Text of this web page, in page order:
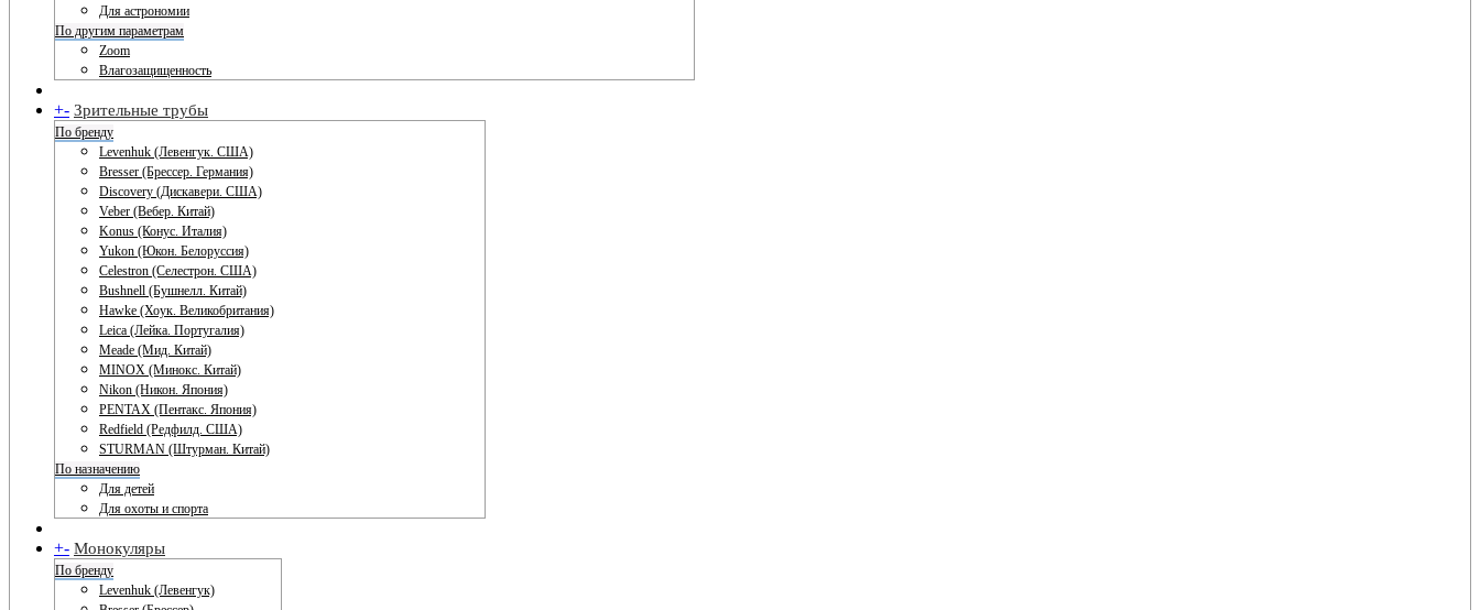
Для астрономии
По другим параметрам
Zoom
Влагозащищенность
+- Зрительные трубы
По бренду
Levenhuk (Левенгук. США)
Bresser (Брессер. Германия)
Discovery (Дискавери. США)
Veber (Вебер. Китай)
Konus (Конус. Италия)
Yukon (Юкон. Белоруссия)
Celestron (Селестрон. США)
Bushnell (Бушнелл. Китай)
Hawke (Хоук. Великобритания)
Leica (Лейка. Португалия)
Meade (Мид. Китай)
MINOX (Минокс. Китай)
Nikon (Никон. Япония)
PENTAX (Пентакс. Япония)
Redfield (Редфилд. США)
STURMAN (Штурман. Китай)
По назначению
Для детей
Для охоты и спорта
+- Монокуляры
По бренду
Levenhuk (Левенгук)